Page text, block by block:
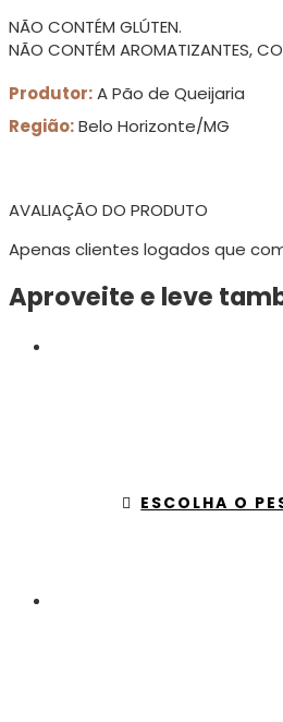
NÃO CONTÉM GLÚTEN.
NÃO CONTÉM AROMATIZANTES,
Produtor:A Pão de Queijaria
Região:Belo Horizonte/MG
AVALIAÇÃO DO PRODUTO
Apenas clientes logados que
Aproveite e leve
ESCOLHA O